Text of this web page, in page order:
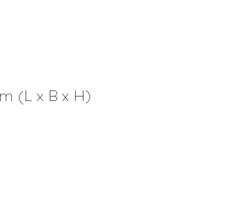
(L x B x H)